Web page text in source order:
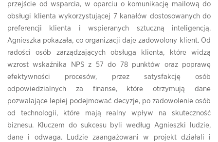
przejście od wsparcia, w oparciu o komunikację mailową do
obsługi klienta wykorzystującej 7 kanałów dostosowanych do
preferencji klienta i wspieranych sztuczną inteligencją.
Agnieszka pokazała, co organizacji daje zadowolony klient. Od
radości osób zarządzających obsługą klienta, które widzą
wzrost wskaźnika NPS z 57 do 78 punktów oraz poprawę
efektywności procesów, przez satysfakcję osób
odpowiedzialnych za finanse, które otrzymują dane
pozwalające lepiej podejmować decyzje, po zadowolenie osób
od technologii, które mają realny wpływ na skuteczność
biznesu. Kluczem do sukcesu byli według Agnieszki ludzie,
dane i odwaga. Ludzie zaangażowani w projekt działali i